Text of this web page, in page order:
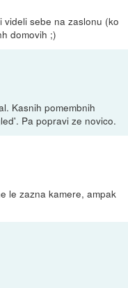
videli sebe na zaslonu (ko
domovih ;)
Kasnih pomembnih
Pa popravi ze novico.
le zazna kamere, ampak